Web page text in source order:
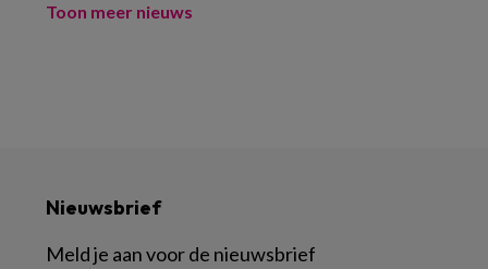
Toon meer nieuws
Nieuwsbrief
Meld je aan voor de nieuwsbrief